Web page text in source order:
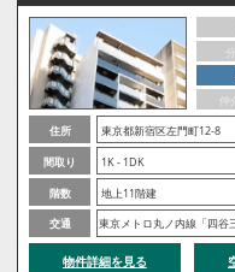
仲
住所
東京都新宿区左門町12-8
間取り
1K - 1DK
階数
地上11階建
交通
東京メトロ丸ノ内線「四谷
物件詳細を見る